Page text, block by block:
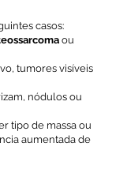
casos:
ou
tumores visíveis
nódulos ou
tipo de massa ou
aumentada de